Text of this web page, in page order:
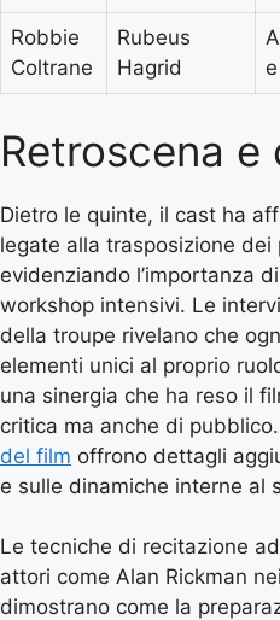
Robbie
Coltrane
Rubeus
Hagrid
Retroscena e
Dietro le quinte, il cast ha
legate alla trasposizione
evidenziando l’importanza
workshop intensivi. Le
della troupe rivelano che
elementi unici al proprio
una sinergia che ha reso il
critica ma anche di
del film offrono dettagli
e sulle dinamiche interne al
Le tecniche di recitazione
attori come Alan Rickman
dimostrano come la